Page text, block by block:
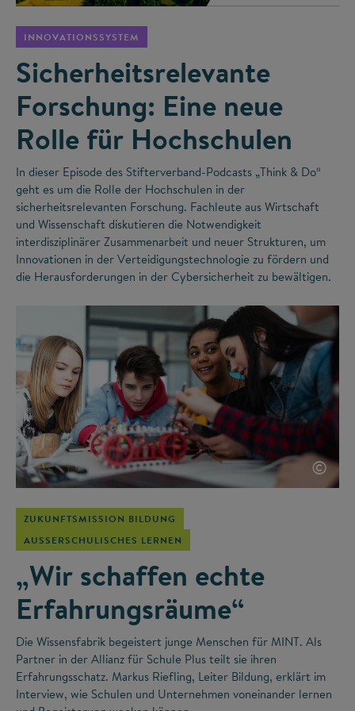
INNOVATIONSSYSTEM
Sicherheitsrelevante
Forschung: Eine neue
Rolle für Hochschulen
In dieser Episode des Stifterverband-Podcasts „Think & Do“
geht es um die Rolle der Hochschulen in der
sicherheitsrelevanten Forschung. Fachleute aus Wirtschaft
und Wissenschaft diskutieren die Notwendigkeit
interdisziplinärer Zusammenarbeit und neuer Strukturen, um
Innovationen in der Verteidigungstechnologie zu fördern und
die Herausforderungen in der Cybersicherheit zu bewältigen.
©
ZUKUNFTSMISSION BILDUNG
AUSSERSCHULISCHES LERNEN
„Wir schaffen echte
Erfahrungsräume“
Die Wissensfabrik begeistert junge Menschen für MINT. Als
Partner in der Allianz für Schule Plus teilt sie ihren
Erfahrungsschatz. Markus Riefling, Leiter Bildung, erklärt im
Interview, wie Schulen und Unternehmen voneinander lernen